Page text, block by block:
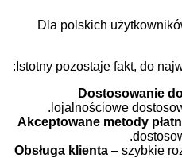
Dla polskich
Istotny pozostaje
Akceptowane
Obsługa klienta –